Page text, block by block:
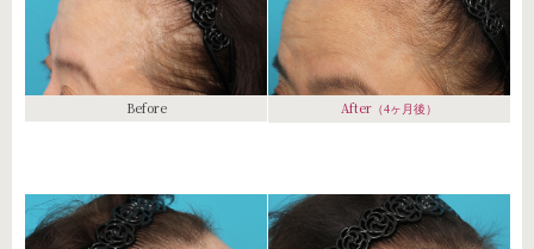
Before After （4ヶ月後）